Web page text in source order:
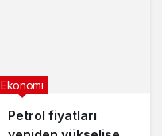
Petrol fiyatları
Ekonomi